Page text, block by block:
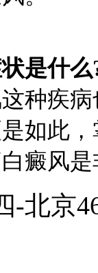
是什么
种疾
如此
癜风
-北京